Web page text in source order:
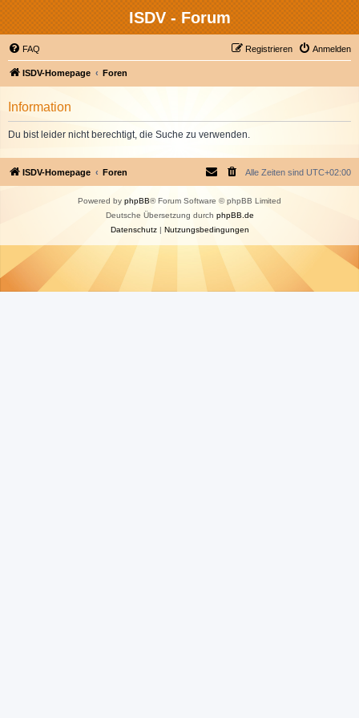
ISDV - Forum
FAQ Anmelden
Registrieren
ISDV-Homepage Foren
Information
Du bist leider nicht berechtigt, die Suche zu verwenden.
ISDV-Homepage Foren Alle Zeiten sind UTC+02:00
Powered by phpBB® Forum Software © phpBB Limited
Deutsche Übersetzung durch phpBB.de
Datenschutz| Nutzungsbedingungen